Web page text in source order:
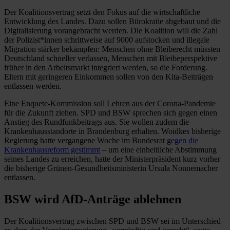
Der Koalitionsvertrag setzt den Fokus auf die wirtschaftliche
Entwicklung des Landes. Dazu sollen Bürokratie abgebaut und die
Digitalisierung vorangebracht werden. Die Koalition will die Zahl
der Polizist*innen schrittweise auf 9000 aufstocken und illegale
Migration stärker bekämpfen: Menschen ohne Bleiberecht müssten
Deutschland schneller verlassen, Menschen mit Bleibeperspektive
früher in den Arbeitsmarkt integriert werden, so die Forderung.
Eltern mit geringeren Einkommen sollen von den Kita-Beiträgen
entlassen werden.
Eine Enquete-Kommission soll Lehren aus der Corona-Pandemie
für die Zukunft ziehen. SPD und BSW sprechen sich gegen einen
Anstieg des Rundfunkbeitrags aus. Sie wollen zudem die
Krankenhausstandorte in Brandenburg erhalten. Woidkes bisherige
Regierung hatte vergangene Woche im Bundesrat gegen die
Krankenhausreform gestimmt – um eine einheitliche Abstimmung
seines Landes zu erreichen, hatte der Ministerpräsident kurz vorher
die bisherige Grünen-Gesundheitsministerin Ursula Nonnemacher
entlassen.
BSW wird AfD-Anträge ablehnen
Der Koalitionsvertrag zwischen SPD und BSW sei im Unterschied